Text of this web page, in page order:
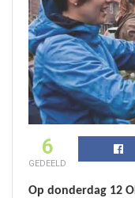
6
GEDEELD
Op donderdag 12